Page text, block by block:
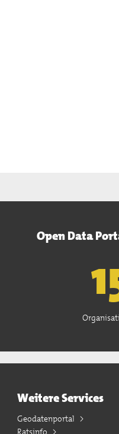
Open Data
Weitere Services
Geodatenportal
Ratsinfo